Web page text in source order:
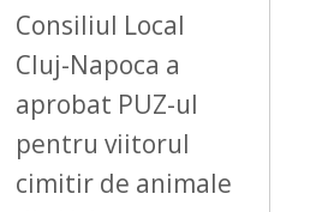
Consiliul Local
Cluj-Napoca a
aprobat PUZ-ul
pentru viitorul
cimitir de animale